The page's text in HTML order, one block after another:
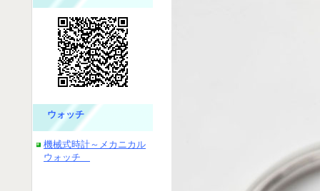
ウォッチ
機械式時計～メカニカル
ウォッチ